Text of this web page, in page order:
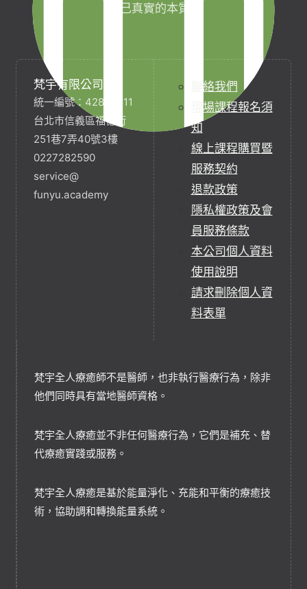
自己真實的本質。
梵宇有限公司
統一編號：42854211
台北市信義區福德街
251巷7弄40號3樓
0227282590
service@
funyu.academy
聯絡我們
現場課程報名須
知
線上課程購買暨
服務契約
退款政策
隱私權政策及會
員服務條款
本公司個人資料
使用說明
請求刪除個人資
料表單
梵宇全人療癒師不是醫師，也非執行醫療行為，除非
他們同時具有當地醫師資格。
梵宇全人療癒並不非任何醫療行為，它們是補充、替
代療癒實踐或服務。
梵宇全人療癒是基於能量淨化、充能和平衡的療癒技
術，協助調和轉換能量系統。